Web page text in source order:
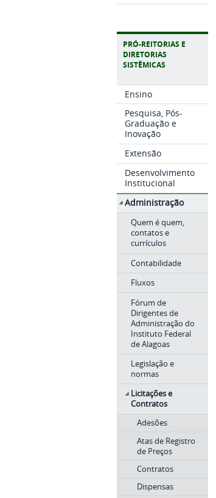
PRÓ-REITORIAS E
DIRETORIAS
SISTÊMICAS
Ensino
Pesquisa, Pós-
Graduação e
Inovação
Extensão
Desenvolvimento
Institucional
Administração
Quem é quem,
contatos e
currículos
Contabilidade
Fluxos
Fórum de
Dirigentes de
Administração do
Instituto Federal
de Alagoas
Legislação e
normas
Licitações e
Contratos
Adesões
Atas de Registro
de Preços
Contratos
Dispensas